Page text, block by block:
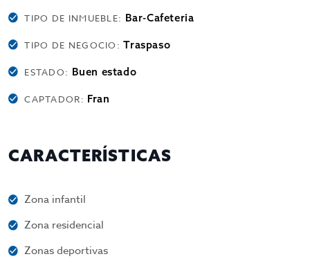
TIPO DE INMUEBLE: Bar-Cafeteria
TIPO DE NEGOCIO:Traspaso
ESTADO: Buen estado
CAPTADOR: Fran
CARACTERÍSTICAS
Zona infantil
Zona residencial
Zonas deportivas